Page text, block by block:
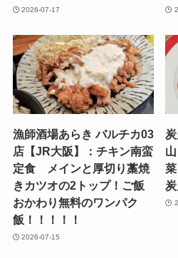
2026-07-17
漁師酒場あらき バルチカ03
店【JR大阪】：チキン南蛮
定食 メインと厚切り藁焼
きカツオの2トップ！ご飯
おかわり無料のワンパク
飯！！！！！
2026-07-15